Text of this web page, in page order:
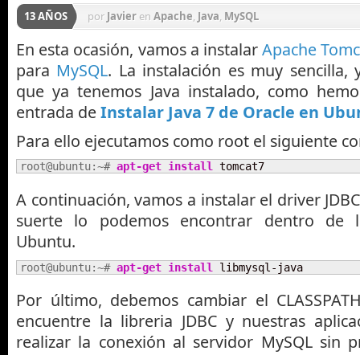
13 AÑOS por Javier en Apache Java MySQL
En esta ocasión, vamos a instalarApache
para MySQL. La instalación es muy
que ya tenemos Java instalado, como
entrada deInstalar Java 7 de Oracle en
Para ello ejecutamos como root el siguiente
root@ubuntu:~# apt-get install tomcat7
A continuación, vamos a instalar el driver
suerte lo podemos encontrar dentro de
Ubuntu.
root@ubuntu:~# apt-get install libmysql-java
Por último, debemos cambiar el
encuentre la libreria JDBC y nuestras
realizar la conexión al servidor MySQL sin